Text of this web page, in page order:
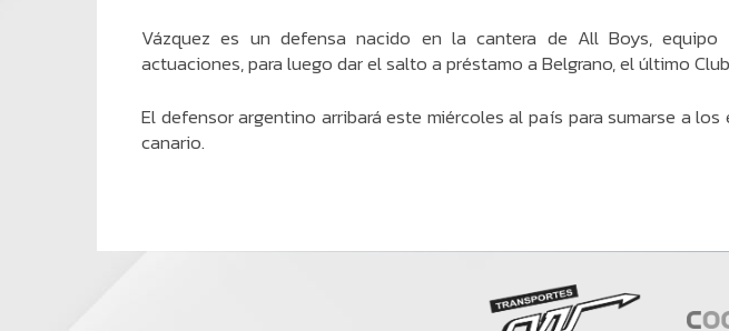
Vázquez es un defensa nacido en la cantera de All Boys,
actuaciones, para luego dar el salto a préstamo a Belgrano, el último
El defensor argentino arribará este miércoles al país para sumarse a
canario.